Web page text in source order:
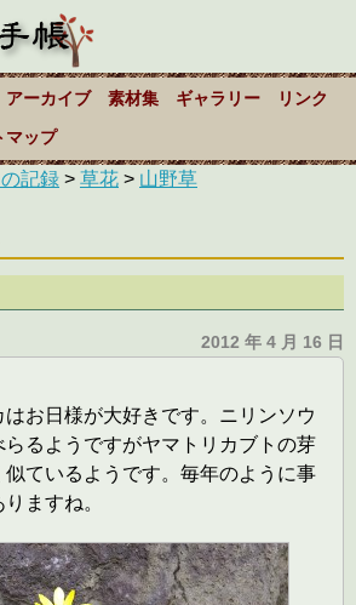
アーカイブ 素材集 ギャラリー リンク
マップ
記録 > 草花 > 山野草
2012 年 4 月 16 日
はお日様が大好きです。ニリンソウ
らるようですがヤマトリカブトの芽
ているようです。毎年のように事
ますね。